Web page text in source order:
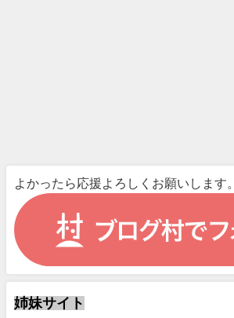
よかったら応援よろしくお願いします。
姉妹サイト